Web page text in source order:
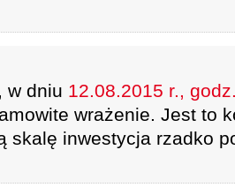
, w dniu 12.08.2015 r.,
wrażenie. Jest to
skalę inwestycja rzadko